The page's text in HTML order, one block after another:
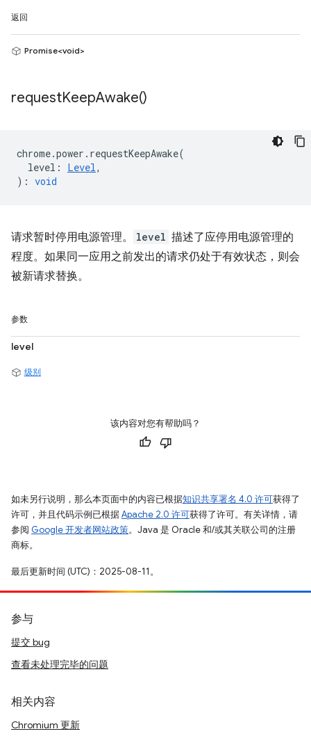
返回
Promise<void>
requestKeepAwake()
chrome.power . requestKeepAwake(
level : Level,
) : void
请求暂时停用电源管理。 level 描述了应停用电源管理的
程度。如果同一应用之前发出的请求仍处于有效状态，则会
被新请求替换。
参数
level
级别
该内容对您有帮助吗？
如未另行说明，那么本页面中的内容已根据知识共享署名 4.0 许可获得了
许可，并且代码示例已根据Apache 2.0 许可获得了许可。有关详情，请
参阅 Google 开发者网站政策。Java 是 Oracle 和/或其关联公司的注册
商标。
最后更新时间 (UTC)：2025-08-11。
参与
提交 bug
查看未处理完毕的问题
相关内容
Chromium 更新